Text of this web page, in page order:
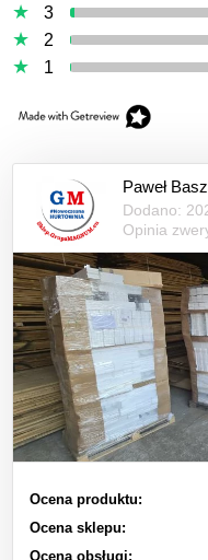
3
2
1
Paweł
Dodano:
Opinia
Ocena produktu:
Ocena sklepu:
Ocena obsługi: